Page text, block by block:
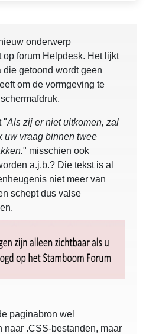
onderwerp
op forum Helpdesk. Het lijkt
die getoond wordt geen
om de vormgeving te
"Als zij er niet uitkomen, zal
uw vraag binnen twee
" misschien ook
a.j.b.? Die tekst is al
niet meer van
schept dus valse
paginabron wel
naar .CSS-bestanden, maar